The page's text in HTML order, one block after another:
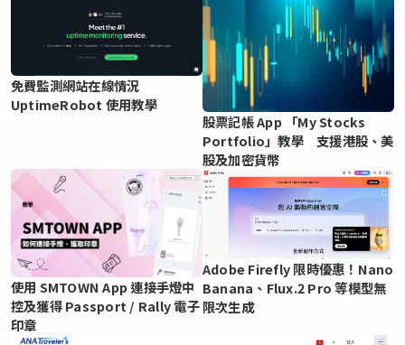
免費監測網站在線情況
UptimeRobot 使用教學
股票記帳 App 「My Stocks
Portfolio」教學 支援港股、美
股及加密貨幣
使用 SMTOWN App 連接手燈中
控及獲得 Passport / Rally 電子
印章
Adobe Firefly 限時優惠！Nano
Banana、Flux.2 Pro 等模型無
限次生成